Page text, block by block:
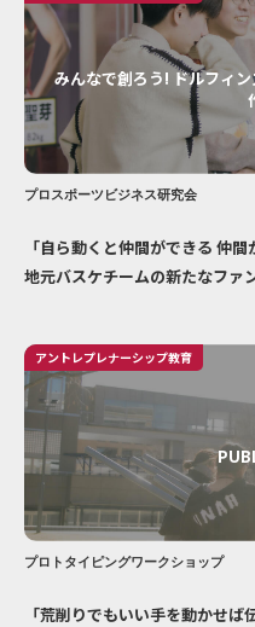
みんなで創ろう! ドルフィ
プロスポーツビジネス研究会
「自ら動くと仲間ができる 仲
地元バスケチームの新たなファ
アントレプレナーシップ教育
プロトタイピングワークショップ
「荒削りでもいい手を動かせば